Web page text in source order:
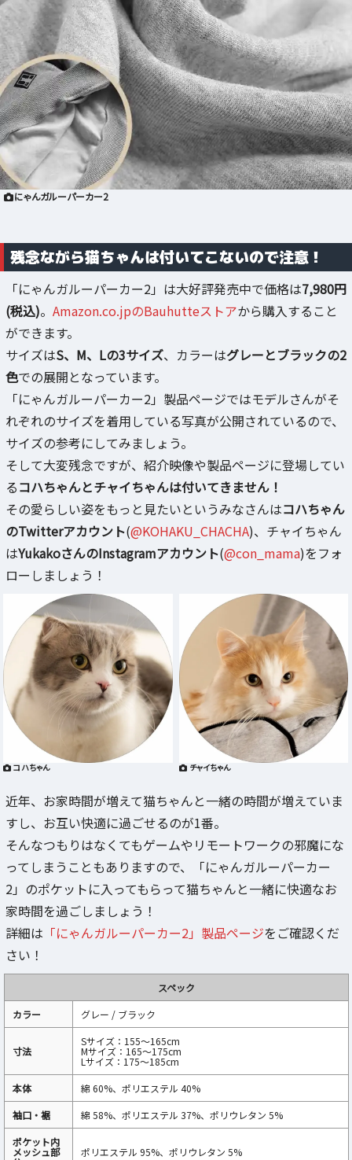
にゃんガルーパーカー2
残念ながら猫ちゃんは付いてこないので注意！
「にゃんガルーパーカー2」は大好評発売中で価格は7,980円
(税込)。 Amazon.co.jpのBauhutteストアから購入すること
ができます。
サイズはS、M、Lの3サイズ、カラーはグレーとブラックの2
色での展開となっています。
「にゃんガルーパーカー2」製品ページではモデルさんがそ
れぞれのサイズを着用している写真が公開されているので、
サイズの参考にしてみましょう。
そして大変残念ですが、紹介映像や製品ページに登場してい
るコハちゃんとチャイちゃんは付いてきません！
その愛らしい姿をもっと見たいというみなさんはコハちゃん
のTwitterアカウント(@KOHAKU_CHACHA)、チャイちゃん
はYukakoさんのInstagramアカウント(@con_mama)をフォ
ローしましょう！
コハちゃん チャイちゃん
近年、お家時間が増えて猫ちゃんと一緒の時間が増えていま
すし、お互い快適に過ごせるのが1番。
そんなつもりはなくてもゲームやリモートワークの邪魔にな
ってしまうこともありますので、「にゃんガルーパーカー
2」のポケットに入ってもらって猫ちゃんと一緒に快適なお
家時間を過ごしましょう！
詳細は 「にゃんガルーパーカー2」製品ページをご確認くだ
さい！
スペック
カラー
グレー / ブラック
寸法
Sサイズ：155～165cm
Mサイズ：165～175cm
Lサイズ：175～185cm
本体
綿 60%、ポリエステル 40%
袖口・裾
綿 58%、ポリエステル 37%、ポリウレタン 5%
ポケット内
メッシュ部 ポリエステル 95%、ポリウレタン 5%